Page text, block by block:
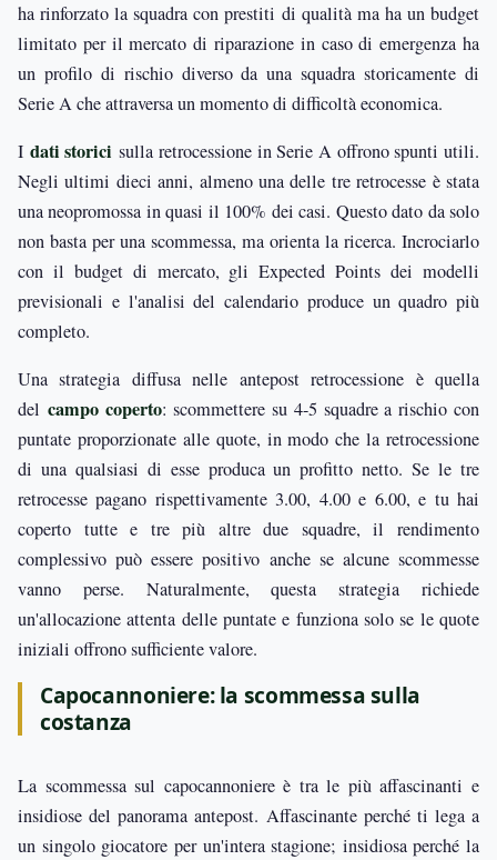
ha rinforzato la squadra con prestiti di qualità ma ha un budget
limitato per il mercato di riparazione in caso di emergenza ha
un profilo di rischio diverso da una squadra storicamente di
Serie A che attraversa un momento di difficoltà economica.
I dati storici sulla retrocessione in Serie A offrono spunti utili.
Negli ultimi dieci anni, almeno una delle tre retrocesse è stata
una neopromossa in quasi il 100% dei casi. Questo dato da solo
non basta per una scommessa, ma orienta la ricerca. Incrociarlo
con il budget di mercato, gli Expected Points dei modelli
previsionali e l'analisi del calendario produce un quadro più
completo.
Una strategia diffusa nelle antepost retrocessione è quella
del campo coperto: scommettere su 4-5 squadre a rischio con
puntate proporzionate alle quote, in modo che la retrocessione
di una qualsiasi di esse produca un profitto netto. Se le tre
retrocesse pagano rispettivamente 3.00, 4.00 e 6.00, e tu hai
coperto tutte e tre più altre due squadre, il rendimento
complessivo può essere positivo anche se alcune scommesse
vanno perse. Naturalmente, questa strategia richiede
un'allocazione attenta delle puntate e funziona solo se le quote
iniziali offrono sufficiente valore.
Capocannoniere: la scommessa sulla
costanza
La scommessa sul capocannoniere è tra le più affascinanti e
insidiose del panorama antepost. Affascinante perché ti lega a
un singolo giocatore per un'intera stagione; insidiosa perché la